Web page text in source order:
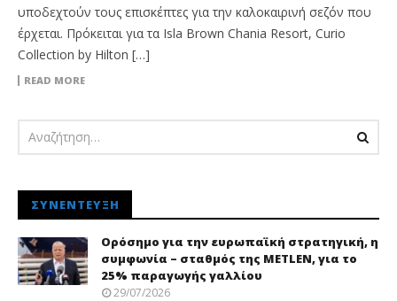
υποδεχτούν τους επισκέπτες για την καλοκαιρινή σεζόν που
έρχεται. Πρόκειται για τα Isla Brown Chania Resort, Curio
Collection by Hilton […]
READ MORE
ΣΥΝΈΝΤΕΥΞΗ
Ορόσημο για την ευρωπαϊκή στρατηγική, η
συμφωνία – σταθμός της METLEN, για το
25% παραγωγής γαλλίου
29/07/2026